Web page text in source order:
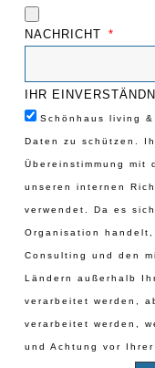
NACHRICHT
IHR
Schönhaus living
Daten zu schützen.
Übereinstimmung mit
unseren internen
verwendet. Da es
Organisation
Consulting und den
Ländern außerhalb
verarbeitet werden,
verarbeitet werden,
und Achtung vor